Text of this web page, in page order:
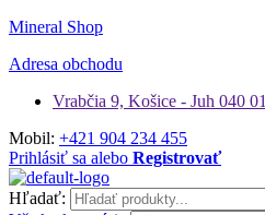
Mineral Shop
Adresa obchodu
Vrabčia 9, Košice - Juh 040 01
Mobil: +421 904 234 455
Prihlásiť sa alebo Registrovať
Hľadať: